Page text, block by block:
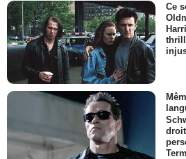
Ce